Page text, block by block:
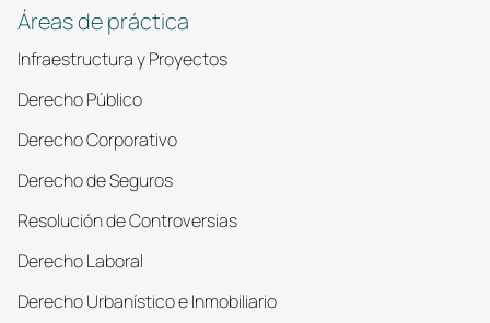
Áreas de práctica
Infraestructura y Proyectos
Derecho Público
Derecho Corporativo
Derecho de Seguros
Resolución de Controversias
Derecho Laboral
Derecho Urbanístico e Inmobiliario